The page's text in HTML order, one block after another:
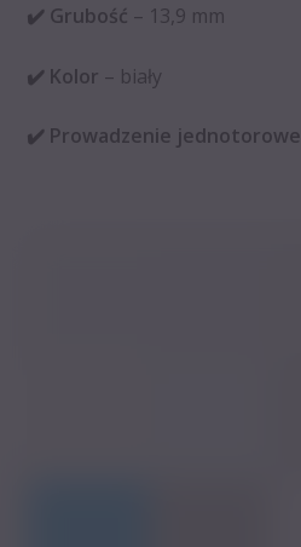
✔️ Grubość – 13,9 mm
✔️ Kolor – biały
✔️ Prowadzenie jednotorowe